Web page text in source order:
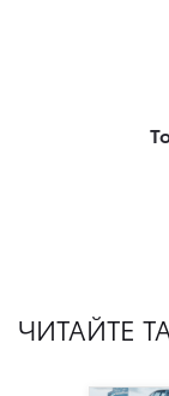
ЧИТАЙТЕ